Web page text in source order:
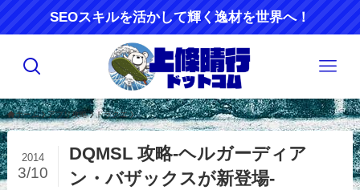
SEOスキルを活かして輝く逸材を世界へ！
ホーム アプリ攻略 ドラクエ
DQMSL 攻略-ヘルガーディア
ン・バザックスが新登場-
2014
3/10